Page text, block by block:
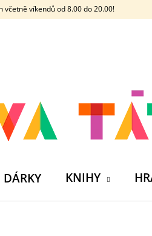
včetně víkendů od 8.00 do 20.00!
DÁRKY KNIHY